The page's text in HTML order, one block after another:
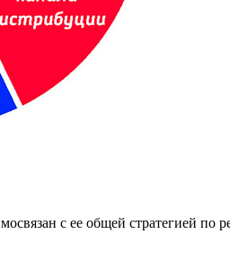
с ее общей стратегией